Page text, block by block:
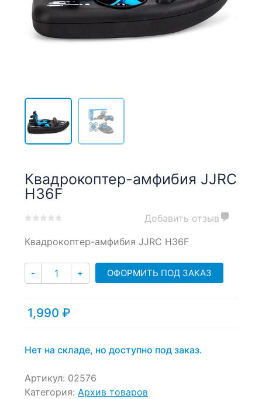
Квадрокоптер-амфибия JJRC
H36F
out
based
customer
Добавить отзыв
Квадрокоптер-амфибия JJRC H36F
- Количество
+ ОФОРМИТЬ ПОД ЗАКАЗ
1,990 ₽
Нет на складе, но доступно под заказ.
Артикул: 02576
Категория: Архив товаров